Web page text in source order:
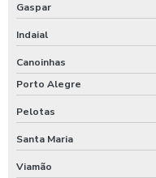
Gaspar
Indaial
Canoinhas
Porto Alegre
Pelotas
Santa Maria
Viamão